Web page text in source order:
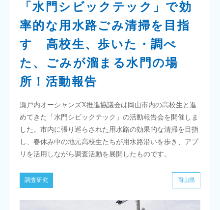
「水門シビックテック」で効
率的な用水路ごみ清掃を目指
す 高校生、歩いた・調べ
た、ごみが溜まる水門の場
所！活動報告
瀬戸内オーシャンズX推進協議会は岡山市内の高校生と進
めてきた「水門シビックテック」の活動報告会を開催しま
した。市内に張り巡らされた用水路の効果的な清掃を目指
し、春休み中の地元高校生たちが用水路沿いを歩き、アプ
リを活用しながら調査活動を展開したものです。
調査研究 岡山県